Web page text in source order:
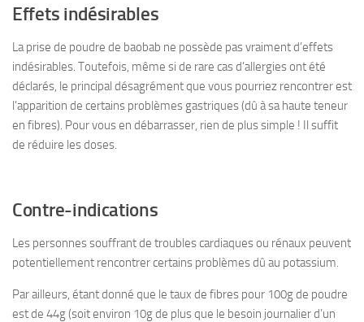
Effets indésirables
La prise de poudre de baobab ne possède pas vraiment d’effets
indésirables. Toutefois, même si de rare cas d’allergies ont été
déclarés, le principal désagrément que vous pourriez rencontrer est
l’apparition de certains problèmes gastriques (dû à sa haute teneur
en fibres). Pour vous en débarrasser, rien de plus simple ! Il suffit
de réduire les doses.
Contre-indications
Les personnes souffrant de troubles cardiaques ou rénaux peuvent
potentiellement rencontrer certains problèmes dû au potassium.
Par ailleurs, étant donné que le taux de fibres pour 100g de poudre
est de 44g (soit environ 10g de plus que le besoin journalier d’un